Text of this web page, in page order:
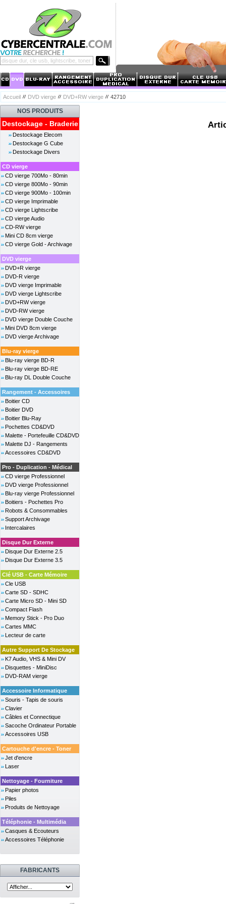
Accueil DVD vierge DVD+RW vierge 42710
NOS PRODUITS
Destockage - Braderie
Destockage Elecom
Destockage G Cube
Destockage Divers
CD vierge
CD vierge 700Mo - 80min
CD vierge 800Mo - 90min
CD vierge 900Mo - 100min
CD vierge Imprimable
CD vierge Lightscribe
CD vierge Audio
CD-RW vierge
Mini CD 8cm vierge
CD vierge Gold - Archivage
DVD vierge
DVD+R vierge
DVD-R vierge
DVD vierge Imprimable
DVD vierge Lightscribe
DVD+RW vierge
DVD-RW vierge
DVD vierge Double Couche
Mini DVD 8cm vierge
DVD vierge Archivage
Blu-ray vierge
Blu-ray vierge BD-R
Blu-ray vierge BD-RE
Blu-ray DL Double Couche
Rangement - Accessoires
Boitier CD
Boitier DVD
Boitier Blu-Ray
Pochettes CD&DVD
Malette - Portefeuille CD&DVD
Malette DJ - Rangements
Accessoires CD&DVD
Pro - Duplication - Médical
CD vierge Professionnel
DVD vierge Professionnel
Blu-ray vierge Professionnel
Boitiers - Pochettes Pro
Robots & Consommables
Support Archivage
Intercalaires
Disque Dur Externe
Disque Dur Externe 2.5
Disque Dur Externe 3.5
Clé USB - Carte Mémoire
Cle USB
Carte SD - SDHC
Carte Micro SD - Mini SD
Compact Flash
Memory Stick - Pro Duo
Cartes MMC
Lecteur de carte
Autre Support De Stockage
K7 Audio, VHS & Mini DV
Disquettes - MiniDisc
DVD-RAM vierge
Accessoire Informatique
Souris - Tapis de souris
Clavier
Câbles et Connectique
Sacoche Ordinateur Portable
Accessoires USB
Cartouche d'encre - Toner
Jet d'encre
Laser
Nettoyage - Fourniture
Papier photos
Piles
Produits de Nettoyage
Téléphonie - Multimédia
Casques & Ecouteurs
Accessoires Téléphonie
FABRICANTS